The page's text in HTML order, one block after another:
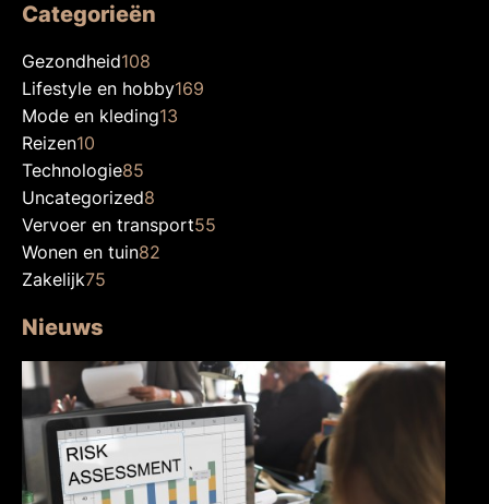
Categorieën
Gezondheid108
Lifestyle en hobby169
Mode en kleding13
Reizen10
Technologie85
Uncategorized8
Vervoer en transport55
Wonen en tuin82
Zakelijk75
Nieuws